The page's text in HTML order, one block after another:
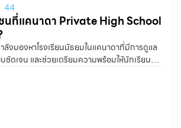
44
นที่แคนาดา Private High School
งมองหาโรงเรียนมัธยมในแคนาดาที่มีการดูแล
ชัดเจน และช่วยเตรียมความพร้อมให้นักเรียน
าการ ภาษา การใช้ชีวิต และการเข้ามหาวิทยาลัย